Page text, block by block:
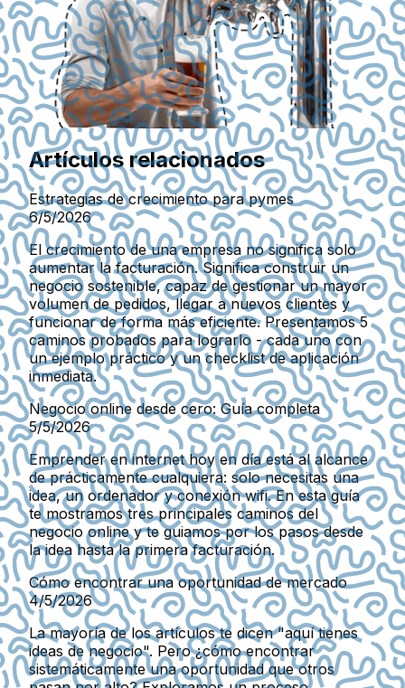
Artículos relacionados
Estrategias de crecimiento para pymes
6/5/2026
El crecimiento de una empresa no significa solo
aumentar la facturación. Significa construir un
negocio sostenible, capaz de gestionar un mayor
volumen de pedidos, llegar a nuevos clientes y
funcionar de forma más eficiente. Presentamos 5
caminos probados para lograrlo - cada uno con
un ejemplo práctico y un checklist de aplicación
inmediata.
Negocio online desde cero: Guía completa
5/5/2026
Emprender en internet hoy en día está al alcance
de prácticamente cualquiera: solo necesitas una
idea, un ordenador y conexión wifi. En esta guía
te mostramos tres principales caminos del
negocio online y te guiamos por los pasos desde
la idea hasta la primera facturación.
Cómo encontrar una oportunidad de mercado
4/5/2026
La mayoría de los artículos te dicen "aquí tienes
ideas de negocio". Pero ¿cómo encontrar
sistemáticamente una oportunidad que otros